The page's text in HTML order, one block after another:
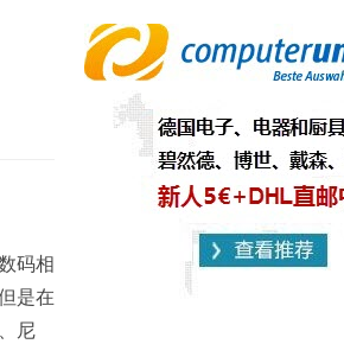
码相
是在
尼